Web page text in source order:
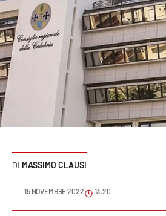
Economia e lavoro
Italia Mondo
Cultura
Podcast
Meteo
MASSIMO CLAUSI
15 NOVEMBRE 2022 13:20